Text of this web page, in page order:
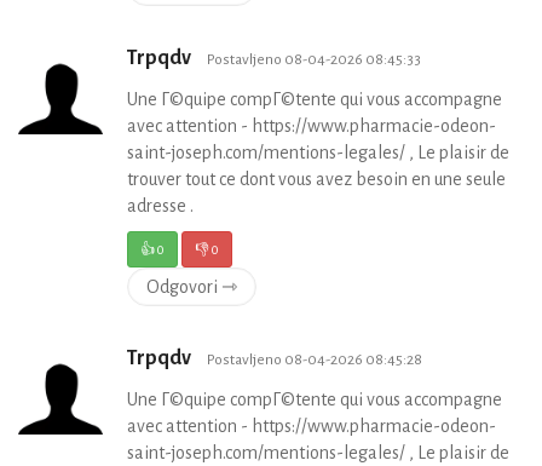
Trpqdv Postavljeno 08-04-2026 08:45:33
Une Г©quipe compГ©tente qui vous accompagne
avec attention - https://www.pharmacie-odeon-
saint-joseph.com/mentions-legales/ , Le plaisir de
trouver tout ce dont vous avez besoin en une seule
adresse .
👍0 👎0
Odgovori ⇾
Trpqdv Postavljeno 08-04-2026 08:45:28
Une Г©quipe compГ©tente qui vous accompagne
avec attention - https://www.pharmacie-odeon-
saint-joseph.com/mentions-legales/ , Le plaisir de